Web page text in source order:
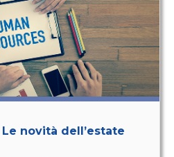
novità dell’estate